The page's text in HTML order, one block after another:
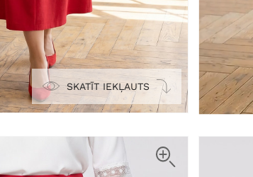
SKATĪT IEKĻAUTS